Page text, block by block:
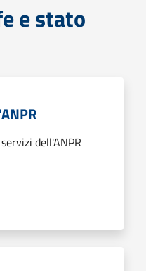
e stato
dell'ANPR